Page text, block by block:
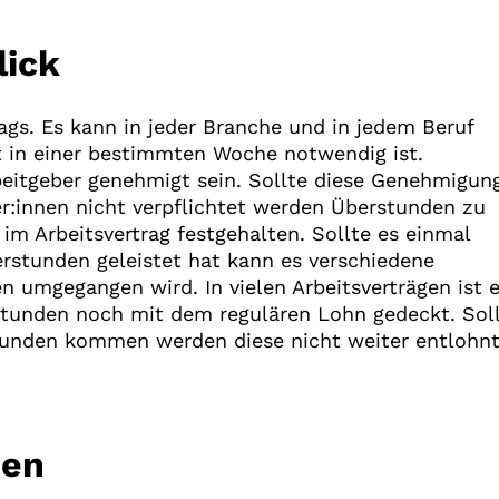
Es kann in jeder Branche und in jedem Beruf
einer bestimmten Woche notwendig ist.
genehmigt sein. Sollte diese
nicht verpflichtet werden Überstunden zu
Arbeitsvertrag festgehalten. Sollte es einmal
geleistet hat kann es verschiedene
umgegangen wird. In vielen Arbeitsverträgen ist
noch mit dem regulären Lohn gedeckt.
kommen werden diese nicht weiter entlohnt